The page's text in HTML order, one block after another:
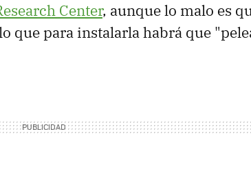
Center, aunque lo malo es
que para instalarla habrá que